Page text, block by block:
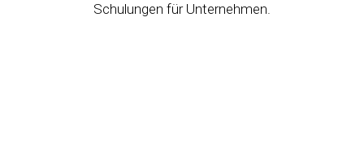
Schulungen für Unternehmen.